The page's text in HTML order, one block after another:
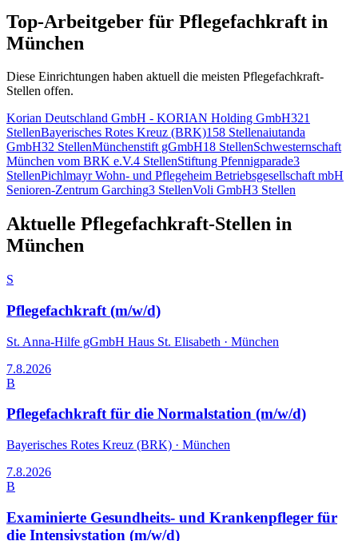
Top-Arbeitgeber für Pflegefachkraft in
München
Diese Einrichtungen haben aktuell die meisten Pflegefachkraft-
Stellen offen.
Korian Deutschland GmbH - KORIAN Holding GmbH321
StellenBayerisches Rotes Kreuz (BRK)158 Stellenaiutanda
GmbH32 StellenMünchenstift gGmbH18 StellenSchwesternschaft
München vom BRK e.V.4 StellenStiftung Pfennigparade3
StellenPichlmayr Wohn- und Pflegeheim Betriebsgesellschaft mbH
Senioren-Zentrum Garching3 StellenVoli GmbH3 Stellen
Aktuelle Pflegefachkraft-Stellen in
München
S
Pflegefachkraft (m/w/d)
St. Anna-Hilfe gGmbH Haus St. Elisabeth · München
7.8.2026
B
Pflegefachkraft für die Normalstation (m/w/d)
Bayerisches Rotes Kreuz (BRK) · München
7.8.2026
B
Examinierte Gesundheits- und Krankenpfleger für
die Intensivstation (m/w/d)